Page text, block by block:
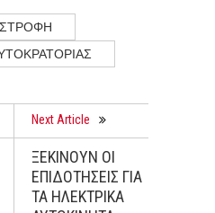
Next Article
ΞΕΚΙΝΟΥΝ ΟΙ
ΕΠΙΔΟΤΗΣΕΙΣ ΓΙΑ
ΤΑ ΗΛΕΚΤΡΙΚΑ